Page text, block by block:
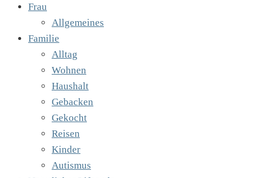
Frau
Allgemeines
Familie
Alltag
Wohnen
Haushalt
Gebacken
Gekocht
Reisen
Kinder
Autismus